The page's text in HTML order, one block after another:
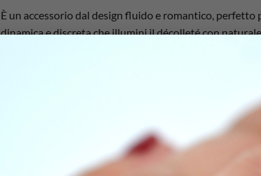
È un accessorio dal design fluido e romantico, perfetto
dinamica e discreta che illumini il décolleté con
Argento 925 naturale, Placcatura in oro 18k